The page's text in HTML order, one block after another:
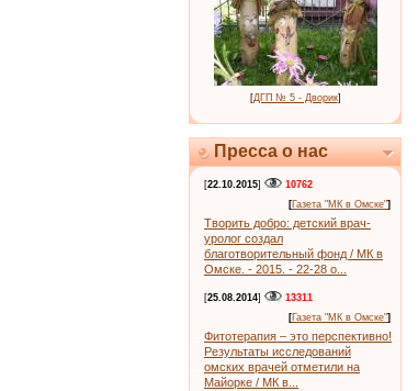
[ДГП № 5 - Дворик]
Пресса о нас
[22.10.2015]
10762
[Газета "МК в Омске"]
Творить добро: детский врач-
уролог создал
благотворительный фонд / МК в
Омске. - 2015. - 22-28 о...
[25.08.2014]
13311
[Газета "МК в Омске"]
Фитотерапия – это перспективно!
Результаты исследований
омских врачей отметили на
Майорке / МК в...